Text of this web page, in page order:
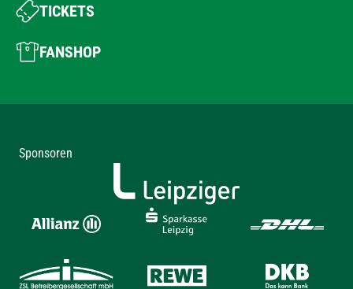
TICKETS
FANSHOP
Sponsoren